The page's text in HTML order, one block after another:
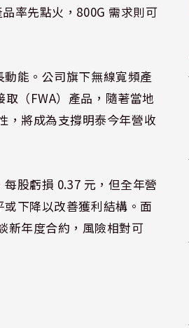
率先點火，800G 需求則可
能。公司旗下無線寬頻產
（FWA）產品，隨著當地
，將成為支撐明泰今年營收
股虧損 0.37 元，但全年營
下降以改善獲利結構。面
新年度合約，風險相對可